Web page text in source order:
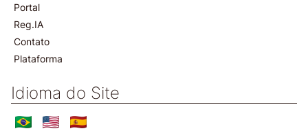
Portal
Reg.IA
Contato
Plataforma
Idioma do Site